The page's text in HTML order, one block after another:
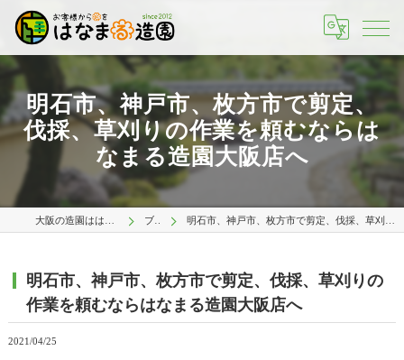
明石市、神戸市、枚方市で剪定、
伐採、草刈りの作業を頼むならは
なまる造園大阪店へ
ブログ 明石市、神戸市、枚方市で剪定、伐採、草刈りの作業を頼むならはなまる造園大阪店へ
明石市、神戸市、枚方市で剪定、伐採、草刈りの
作業を頼むならはなまる造園大阪店へ
2021/04/25